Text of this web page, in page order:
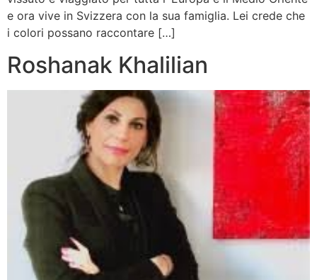
e ora vive in Svizzera con la sua famiglia. Lei crede che
i colori possano raccontare […]
Roshanak Khalilian